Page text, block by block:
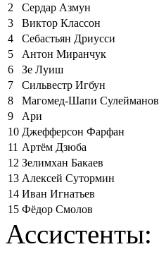
2
Сердар Азмун
3
Виктор Классон
4
Себастьян Дриусси
5
Антон Миранчук
6
Зе Луиш
7
Сильвестр Игбун
8
Магомед-Шапи Сулейманов
9
Ари
10 Джефферсон Фарфан
11 Артём Дзюба
12 Зелимхан Бакаев
13 Алексей Сутормин
14 Иван Игнатьев
15 Фёдор Смолов
Ассистенты: